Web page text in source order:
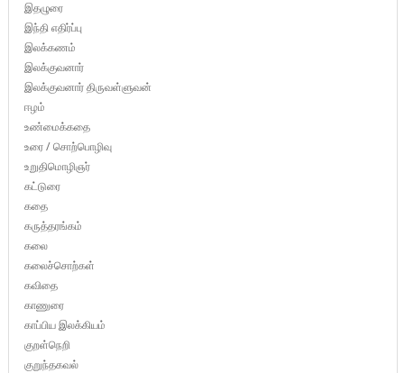
இதழுரை
இந்தி எதிர்ப்பு
இலக்கணம்
இலக்குவனார்
இலக்குவனார் திருவள்ளுவன்
ஈழம்
உண்மைக்கதை
உரை / சொற்பொழிவு
உறுதிமொழிஞர்
கட்டுரை
கதை
கருத்தரங்கம்
கலை
கலைச்சொற்கள்
கவிதை
காணுரை
காப்பிய இலக்கியம்
குறள்நெறி
குறுந்தகவல்